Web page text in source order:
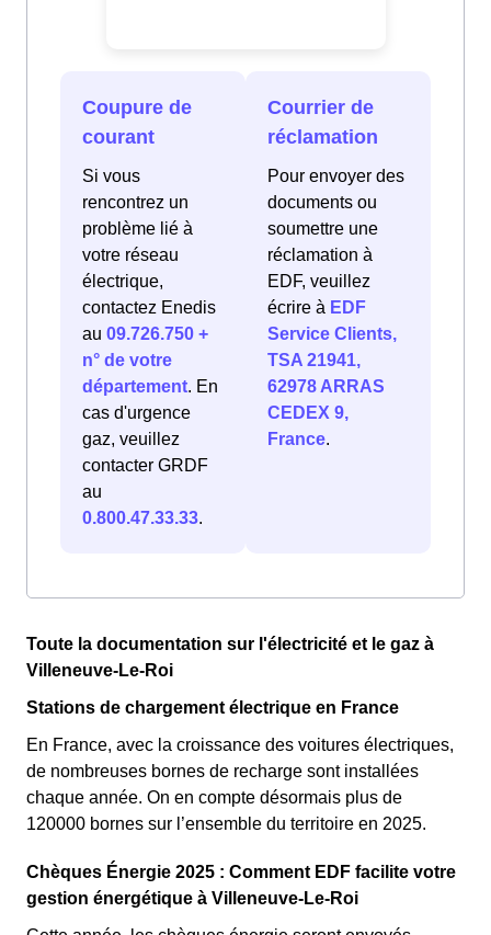
Coupure de
courant
Si vous
rencontrez un
problème lié à
votre réseau
électrique,
contactez Enedis
au 09.726.750 +
n° de votre
département. En
cas d'urgence
gaz, veuillez
contacter GRDF
au
0.800.47.33.33.
Courrier de
réclamation
Pour envoyer des
documents ou
soumettre une
réclamation à
EDF, veuillez
écrire à EDF
Service Clients,
TSA 21941,
62978 ARRAS
CEDEX 9,
France.
Toute la documentation sur l'électricité et le gaz à
Villeneuve-Le-Roi
Stations de chargement électrique en France
En France, avec la croissance des voitures électriques,
de nombreuses bornes de recharge sont installées
chaque année. On en compte désormais plus de
120000 bornes sur l’ensemble du territoire en 2025.
Chèques Énergie 2025 : Comment EDF facilite votre
gestion énergétique à Villeneuve-Le-Roi